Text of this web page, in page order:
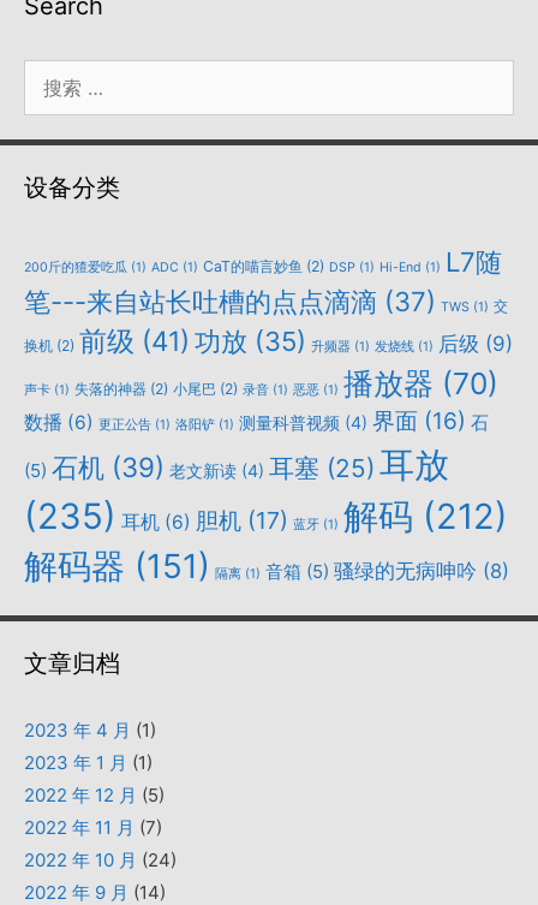
索：
设备分类
200斤的猹爱吃瓜 (1) ADC (1) CaT的喵言妙鱼 (2) DSP (1) Hi-End (1) L7随
笔---来自站长吐槽的点点滴滴 (37) TWS (1) 交
换机 (2) 前级 (41) 功放 (35) 升频器 (1) 发烧线 (1) 后级 (9)
声卡 (1) 失落的神器 (2) 小尾巴 (2) 录音 (1) 恶恶 (1) 播放器 (70)
数播 (6) 更正公告 (1) 洛阳铲 (1) 测量科普视频 (4) 界面 (16) 石
(5) 石机 (39) 老文新读 (4) 耳塞 (25) 耳放
(235) 耳机 (6) 胆机 (17) 蓝牙 (1) 解码 (212)
解码器 (151) 隔离 (1) 音箱 (5) 骚绿的无病呻吟 (8)
文章归档
2023 年 4 月 (1)
2023 年 1 月 (1)
2022 年 12 月 (5)
2022 年 11 月 (7)
2022 年 10 月 (24)
2022 年 9 月 (14)